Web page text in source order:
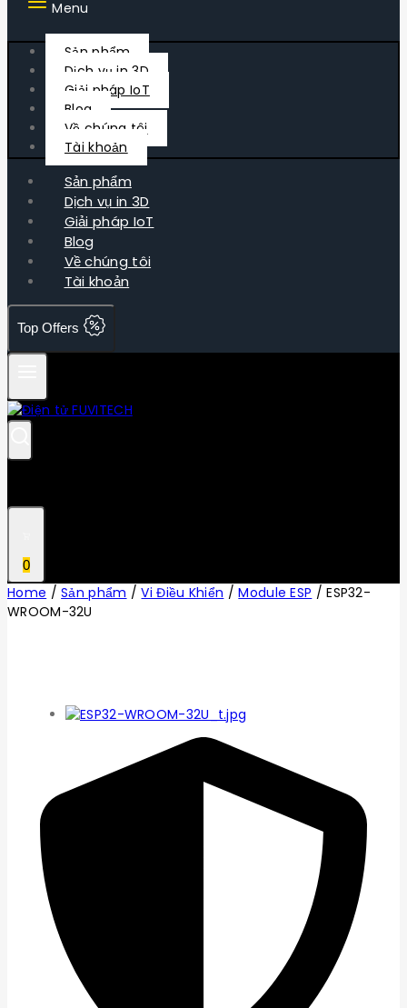
Menu
Sản phẩm
Dịch vụ in 3D
Giải pháp IoT
Blog
Về chúng tôi
Tài khoản
Sản phẩm
Dịch vụ in 3D
Giải pháp IoT
Blog
Về chúng tôi
Tài khoản
Top Offers
0
Home / Sản phẩm / Vi Điều Khiển / Module ESP / ESP32-
WROOM-32U